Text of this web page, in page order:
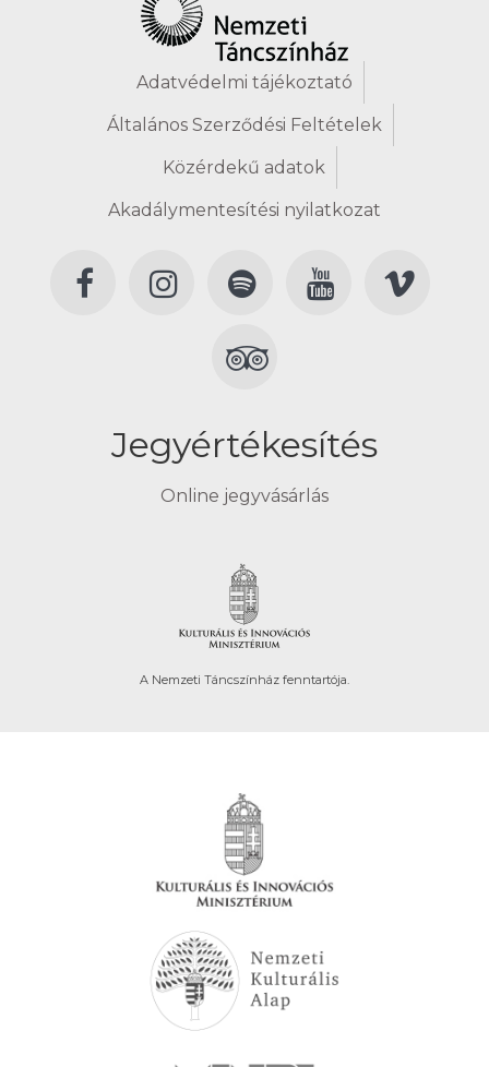
Adatvédelmi tájékoztató
Általános Szerződési Feltételek
Közérdekű adatok
Akadálymentesítési nyilatkozat
Jegyértékesítés
Online jegyvásárlás
A Nemzeti Táncszínház fenntartója.